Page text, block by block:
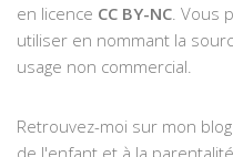
en licence CC BY-NC . Vous
utiliser en nommant la
usage non commercial.
Retrouvez-moi sur mon
de l'enfant et à la parentalité